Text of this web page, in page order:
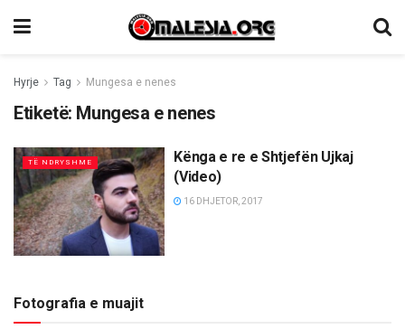
Hyrje Tag Mungesa e nenes
Etiketë: Mungesa e nenes
TË NDRYSHME
Kënga e re e Shtjefën Ujkaj
(Video)
16 DHJETOR, 2017
Fotografia e muajit